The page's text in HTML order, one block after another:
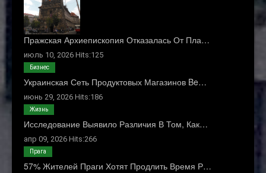
Пражская Архиепископия Отказалась От Пла…
июль 10, 2026 Hits:125
Украинская Сеть Продуктовых Магазинов Be…
июнь 29, 2026 Hits:186
Бизнес
Исследование Выявило Различия В Том, Как…
апр 09, 2026 Hits:266
Жизнь
57% Жителей Праги Хотят Продлить Время Р…
Прага